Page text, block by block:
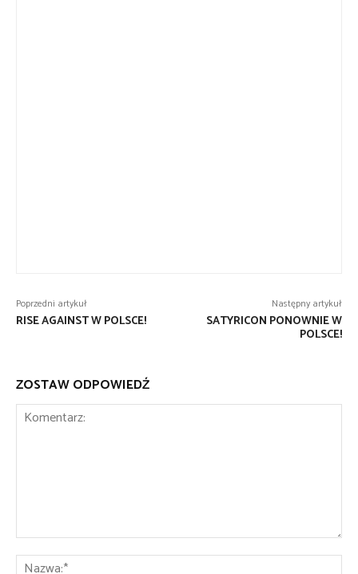
Poprzedni artykuł
RISE AGAINST W POLSCE!
Następny artykuł
SATYRICON PONOWNIE W
POLSCE!
ZOSTAW ODPOWIEDŹ